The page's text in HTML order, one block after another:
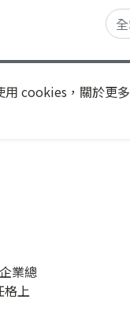
用 cookies，關於更多
業總
格上